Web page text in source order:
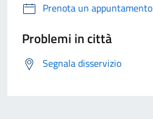
Prenota un appuntamento
Problemi in città
Segnala disservizio